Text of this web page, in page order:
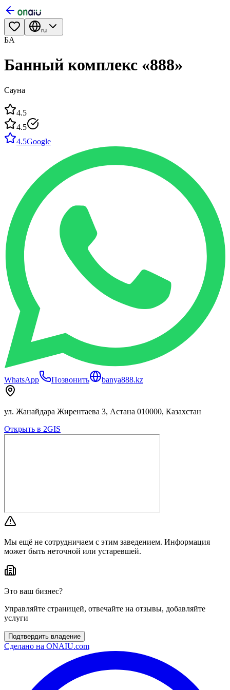
ru
БА
Банный комплекс «888»
Сауна
4.5
4.5
4.5Google
WhatsApp Позвонить banya888.kz
ул. Жанайдара Жирентаева 3, Астана 010000, Казахстан
Открыть в 2GIS
Мы ещё не сотрудничаем с этим заведением. Информация
может быть неточной или устаревшей.
Это ваш бизнес?
Управляйте страницей, отвечайте на отзывы, добавляйте
услуги
Подтвердить владение
Сделано на ONAIU.com